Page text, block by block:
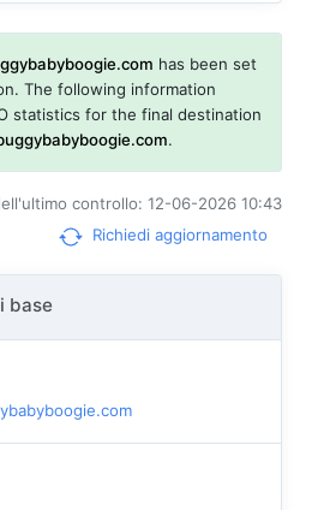
has been set
The following information
statistics for the final destination
.
controllo: 12-06-2026 10:43
Richiedi aggiornamento
base